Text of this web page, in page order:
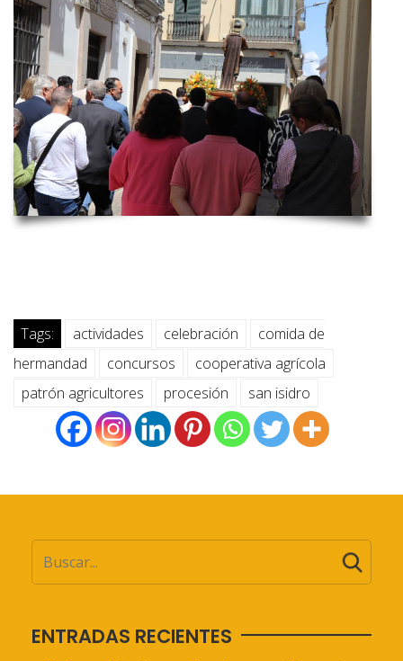
Tags: actividades celebración
comida de
hermandad
concursos
cooperativa agrícola
patrón agricultores
procesión san isidro
ENTRADAS RECIENTES